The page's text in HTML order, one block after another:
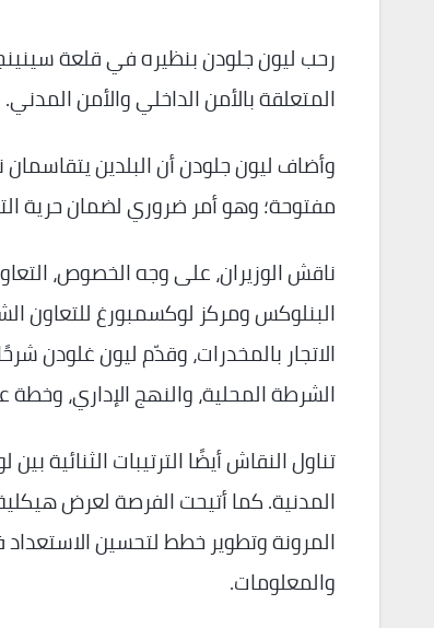
رحب ليون جلودن بنظيره في قلعة
المتعلقة بالأمن الداخلي والأمن المدني.
وأضاف ليون جلودن أن البلدين
مفتوحة؛ وهو أمر ضروري لضمان حرية
ناقش الوزيران، على وجه الخصوص،
البنلوكس ومركز لوكسمبورغ للتعاون
الاتجار بالمخدرات، وقدّم ليون غلودن
الشرطة المحلية، والنهج الإداري، وخطة عمل “دروجنديش 2.0″،
تناول النقاش أيضًا الترتيبات الثنائية
والمعلومات.